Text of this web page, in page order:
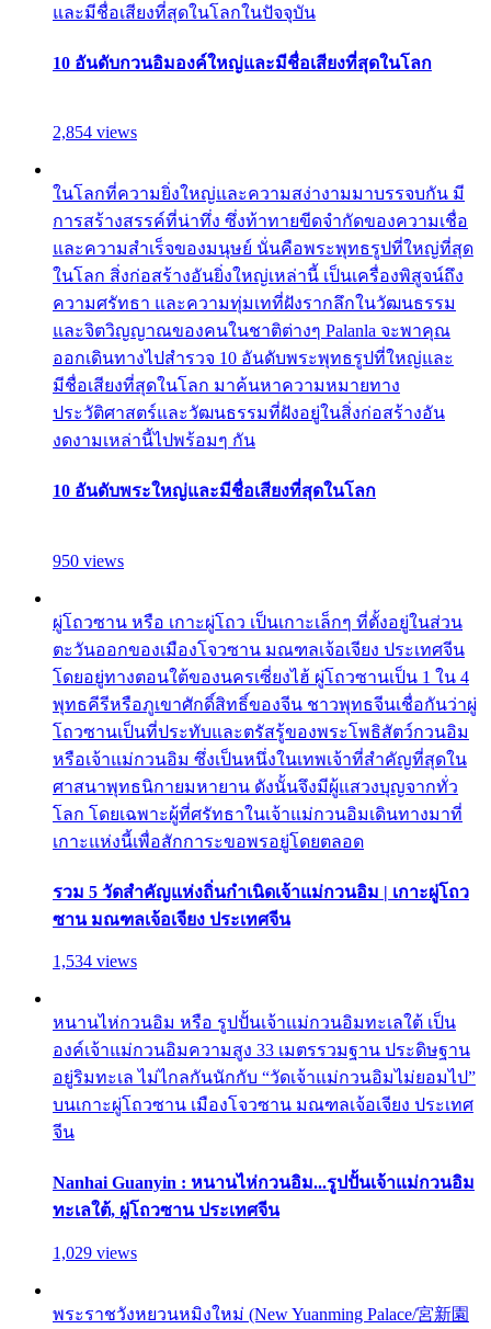
และมีชื่อเสียงที่สุดในโลกในปัจจุบัน
10 อันดับกวนอิมองค์ใหญ่และมีชื่อเสียงที่สุดในโลก
2,854 views
ในโลกที่ความยิ่งใหญ่และความสง่างามมาบรรจบกัน มี
การสร้างสรรค์ที่น่าทึ่ง ซึ่งท้าทายขีดจำกัดของความเชื่อ
และความสำเร็จของมนุษย์ นั่นคือพระพุทธรูปที่ใหญ่ที่สุด
ในโลก สิ่งก่อสร้างอันยิ่งใหญ่เหล่านี้ เป็นเครื่องพิสูจน์ถึง
ความศรัทธา และความทุ่มเทที่ฝังรากลึกในวัฒนธรรม
และจิตวิญญาณของคนในชาติต่างๆ Palanla จะพาคุณ
ออกเดินทางไปสำรวจ 10 อันดับพระพุทธรูปที่ใหญ่และ
มีชื่อเสียงที่สุดในโลก มาค้นหาความหมายทาง
ประวัติศาสตร์และวัฒนธรรมที่ฝังอยู่ในสิ่งก่อสร้างอัน
งดงามเหล่านี้ไปพร้อมๆ กัน
10 อันดับพระใหญ่และมีชื่อเสียงที่สุดในโลก
950 views
ผู่โถวซาน หรือ เกาะผู่โถว เป็นเกาะเล็กๆ ที่ตั้งอยู่ในส่วน
ตะวันออกของเมืองโจวซาน มณฑลเจ้อเจียง ประเทศจีน
โดยอยู่ทางตอนใต้ของนครเซี่ยงไฮ้ ผู่โถวซานเป็น 1 ใน 4
พุทธคีรีหรือภูเขาศักดิ์สิทธิ์ของจีน ชาวพุทธจีนเชื่อกันว่าผู่
โถวซานเป็นที่ประทับและตรัสรู้ของพระโพธิสัตว์กวนอิม
หรือเจ้าแม่กวนอิม ซึ่งเป็นหนึ่งในเทพเจ้าที่สำคัญที่สุดใน
ศาสนาพุทธนิกายมหายาน ดังนั้นจึงมีผู้แสวงบุญจากทั่ว
โลก โดยเฉพาะผู้ที่ศรัทธาในเจ้าแม่กวนอิมเดินทางมาที่
เกาะแห่งนี้เพื่อสักการะขอพรอยู่โดยตลอด
รวม 5 วัดสำคัญแห่งถิ่นกำเนิดเจ้าแม่กวนอิม | เกาะผู่โถว
ซาน มณฑลเจ้อเจียง ประเทศจีน
1,534 views
หนานไห่กวนอิม หรือ รูปปั้นเจ้าแม่กวนอิมทะเลใต้ เป็น
องค์เจ้าแม่กวนอิมความสูง 33 เมตรรวมฐาน ประดิษฐาน
อยู่ริมทะเล ไม่ไกลกันนักกับ “วัดเจ้าแม่กวนอิมไม่ยอมไป”
บนเกาะผู่โถวซาน เมืองโจวซาน มณฑลเจ้อเจียง ประเทศ
จีน
Nanhai Guanyin : หนานไห่กวนอิม...รูปปั้นเจ้าแม่กวนอิม
ทะเลใต้, ผู่โถวซาน ประเทศจีน
1,029 views
พระราชวังหยวนหมิงใหม่ (New Yuanming Palace/宮新園